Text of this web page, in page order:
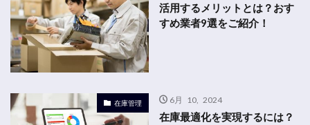
活用するメリットとは？おす
すめ業者9選をご紹介！
在庫管理 6月 10, 2024
在庫最適化を実現するには？